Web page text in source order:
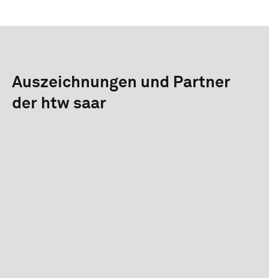
Auszeichnungen und Partner
der htw saar